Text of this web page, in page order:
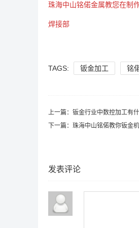
珠海中山铭偌金属教您在制
焊接部
TAGS: 钣金加工 铭
上一篇： 钣金行业中数控加工有
下一篇： 珠海中山铭偌教你钣金
发表评论